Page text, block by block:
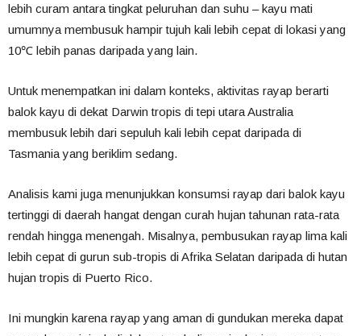
lebih curam antara tingkat peluruhan dan suhu – kayu mati
umumnya membusuk hampir tujuh kali lebih cepat di lokasi yang
10℃ lebih panas daripada yang lain.
Untuk menempatkan ini dalam konteks, aktivitas rayap berarti
balok kayu di dekat Darwin tropis di tepi utara Australia
membusuk lebih dari sepuluh kali lebih cepat daripada di
Tasmania yang beriklim sedang.
Analisis kami juga menunjukkan konsumsi rayap dari balok kayu
tertinggi di daerah hangat dengan curah hujan tahunan rata-rata
rendah hingga menengah. Misalnya, pembusukan rayap lima kali
lebih cepat di gurun sub-tropis di Afrika Selatan daripada di hutan
hujan tropis di Puerto Rico.
Ini mungkin karena rayap yang aman di gundukan mereka dapat